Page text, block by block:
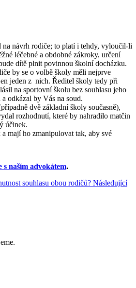
na návrh rodiče; to platí i tehdy, vyloučil-li
léčebné a obdobné zákroky, určení
dítě plnit povinnou školní docházku.
by se o volbě školy měli nejprve
jeden z nich. Ředitel školy tedy při
na sportovní školu bez souhlasu jeho
odkázal by Vás na soud.
dvě základní školy současně),
rozhodnutí, které by nahradilo matčin
účinek.
mají ho zmanipulovat tak, aby své
s naším advokátem.
souhlasu obou rodičů? Následující